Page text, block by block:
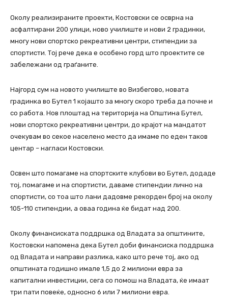
Околу реализираните проекти, Костовски се осврна на
асфалтирани 200 улици, ново училиште и нови 2 градинки,
многу нови спортско рекреативни центри, стипендии за
спортисти. Тој рече дека е особено горд што проектите се
забележани од граѓаните.
Најгорд сум на новото училиште во Визбегово, новата
градинка во Бутел 1 којашто за многу скоро треба да почне и
со работа. Нов плоштад на територија на Општина Бутел,
нови спортско рекреативни центри, до крајот на мандатот
очекувам во секое населено место да имаме по еден таков
центар – нагласи Костовски.
Освен што помагаме на спортските клубови во Бутел, додаде
тој, помагаме и на спортисти, даваме стипендии лично на
спортисти, со тоа што лани дадовме рекорден број на околу
105-110 стипендии, а оваа година ќе бидат над 200.
Околу финансиската поддршка од Владата за општините,
Костовски напомена дека Бутел доби финансиска поддршка
од Владата и направи разлика, како што рече тој, ако од
општината годишно имале 1,5 до 2 милиони евра за
капитални инвестиции, сега со помош на Владата, ќе имаат
три пати повеќе, односно 6 или 7 милиони евра.